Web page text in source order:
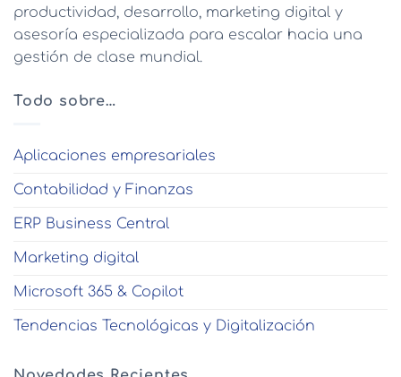
productividad, desarrollo, marketing digital y
asesoría especializada para escalar hacia una
gestión de clase mundial.
Todo sobre…
Aplicaciones empresariales
Contabilidad y Finanzas
ERP Business Central
Marketing digital
Microsoft 365 & Copilot
Tendencias Tecnológicas y Digitalización